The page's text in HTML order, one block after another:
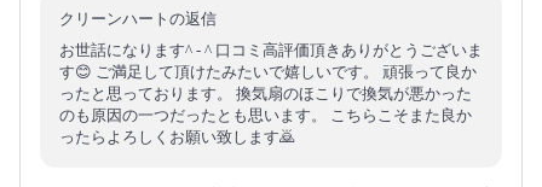
クリーンハートの返信
お世話になります^ - ^ 口コミ高評価頂きありがとうございま
す😊 ご満足して頂けたみたいで嬉しいです。 頑張って良か
ったと思っております。 換気扇のほこりで換気が悪かった
のも原因の一つだったとも思います。 こちらこそまた良か
ったらよろしくお願い致します🙇